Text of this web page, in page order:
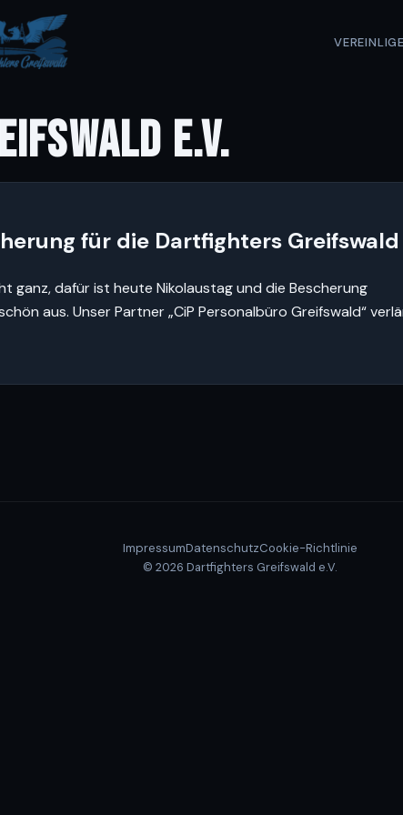
VEREIN
E.V.
für die Dartfighters Greifswald
ganz, dafür ist heute Nikolaustag und die Bescherung
aus. Unser Partner „CiP Personalbüro Greifswald“
ImpressumDatenschutzCookie-Richtlinie
© 2026 Dartfighters Greifswald e.V.